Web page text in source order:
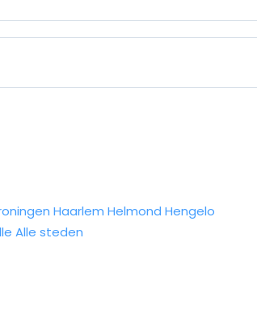
Haarlem Helmond Hengelo
Alle steden